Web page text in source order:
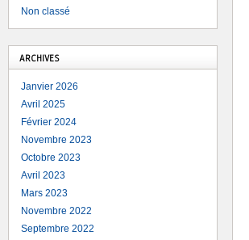
Non classé
ARCHIVES
Janvier 2026
Avril 2025
Février 2024
Novembre 2023
Octobre 2023
Avril 2023
Mars 2023
Novembre 2022
Septembre 2022